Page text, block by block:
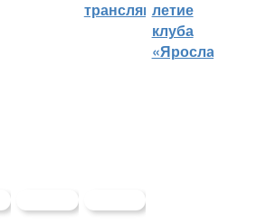
трансляцийлетие
клуба
«Ярославич»